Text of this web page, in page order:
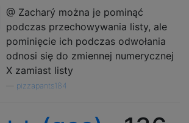
@ Zacharý można je pominąć
podczas przechowywania listy, ale
pominięcie ich podczas odwołania
odnosi się do zmiennej numerycznej
X zamiast listy
pizzapants184